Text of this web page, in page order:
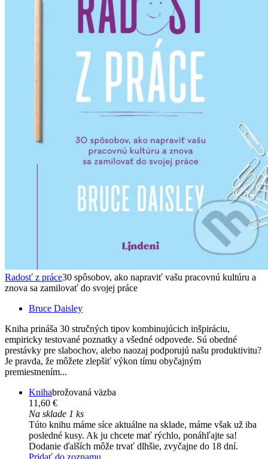
Radosť z práce30 spôsobov, ako napraviť vašu pracovnú kultúru a
znova sa zamilovať do svojej práce
Bruce Daisley
Kniha prináša 30 stručných tipov kombinujúcich inšpiráciu,
empiricky testované poznatky a všedné odpovede. Sú obedné
prestávky pre slabochov, alebo naozaj podporujú našu produktivitu?
Je pravda, že môžete zlepšiť výkon tímu obyčajným
premiestnením...
Knihabrožovaná väzba
11,60 €
Na sklade 1 ks
Túto knihu máme síce aktuálne na sklade, máme však už iba
posledné kusy. Ak ju chcete mať rýchlo, ponáhľajte sa!
Dodanie ďalších môže trvať dlhšie, zvyčajne do 18 dní.
Pridať do zoznamu